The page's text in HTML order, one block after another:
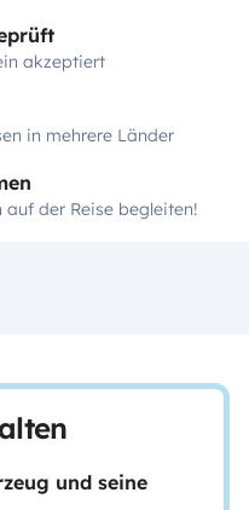
akzeptiert
in mehrere Länder
der Reise begleiten!
und seine